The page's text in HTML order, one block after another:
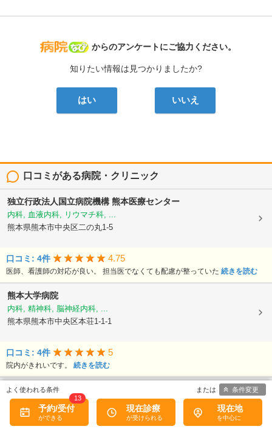
病院なび
からのアンケートにご協力ください。
知りたい情報は見つかりましたか?
はい いいえ
口コミがある病院・クリニック
独立行政法人国立病院機構熊本医療センター
内科, 血液内科, リウマチ科, ...
熊本県熊本市中央区二の丸1-5
口コミ: 4件 4.75
医師、看護師の対応が良い。 担当医でなくても配慮が整っていた 続きを読む
熊本大学病院
内科, 精神科, 脳神経内科, ...
熊本県熊本市中央区本荘1-1-1
口コミ: 4件 5
院内がきれいです。 続きを読む
医療法人大和大和クリニック
内科, 循環器科
熊本県熊本市中央区九品寺1丁目14-17
予約/受付
13
現在診療 現在地
条件変更